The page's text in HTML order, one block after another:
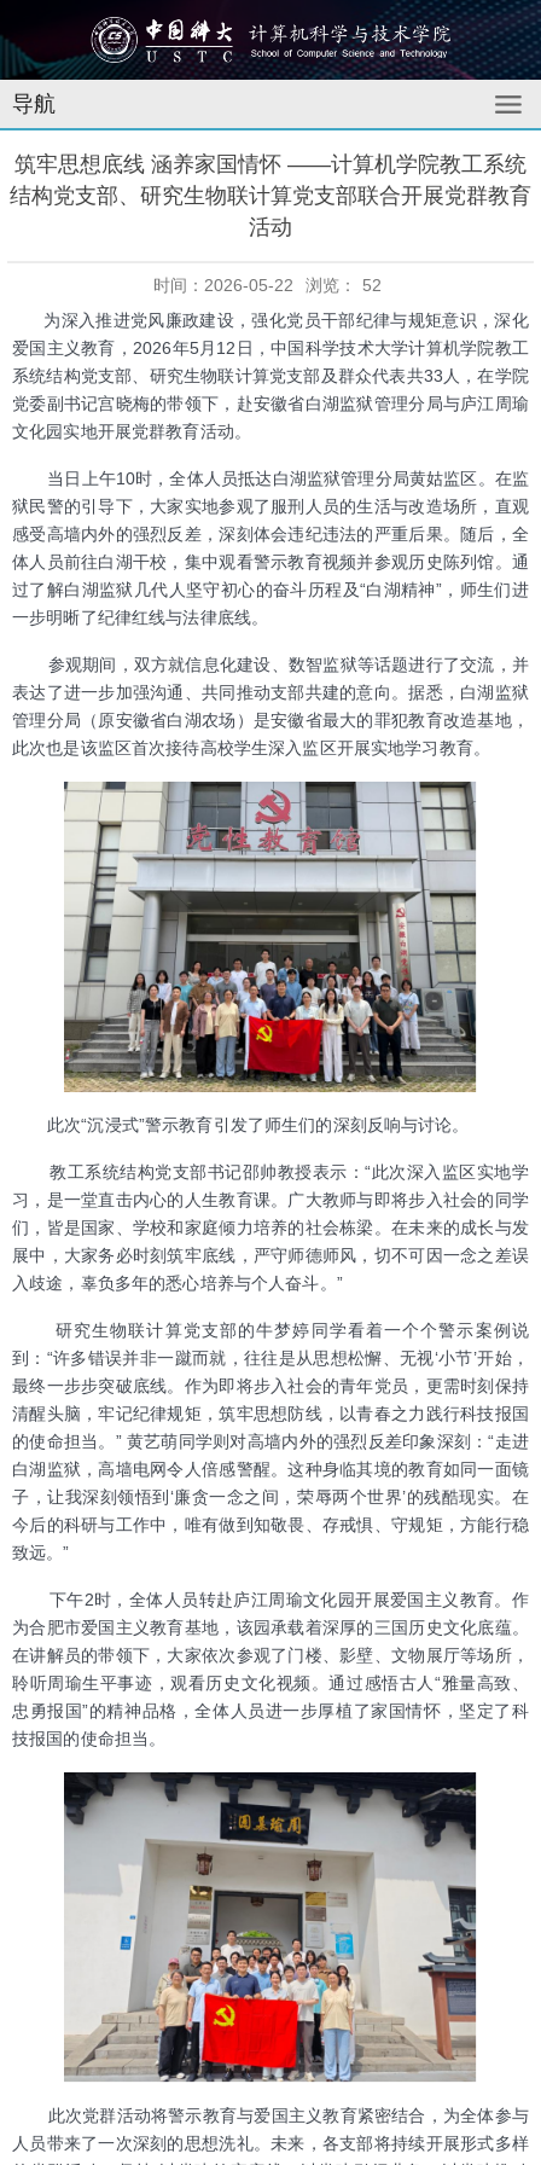
导航
筑牢思想底线 涵养家国情怀 ——计算机学院教工系统
结构党支部、研究生物联计算党支部联合开展党群教育
活动
时间：2026-05-22 浏览：
52
为深入推进党风廉政建设，强化党员干部纪律与规矩意识，深化
爱国主义教育，2026年5月12日，中国科学技术大学计算机学院教工
系统结构党支部、研究生物联计算党支部及群众代表共33人，在学院
党委副书记宫晓梅的带领下，赴安徽省白湖监狱管理分局与庐江周瑜
文化园实地开展党群教育活动。
当日上午10时，全体人员抵达白湖监狱管理分局黄姑监区。在监
狱民警的引导下，大家实地参观了服刑人员的生活与改造场所，直观
感受高墙内外的强烈反差，深刻体会违纪违法的严重后果。随后，全
体人员前往白湖干校，集中观看警示教育视频并参观历史陈列馆。通
过了解白湖监狱几代人坚守初心的奋斗历程及“白湖精神”，师生们进
一步明晰了纪律红线与法律底线。
参观期间，双方就信息化建设、数智监狱等话题进行了交流，并
表达了进一步加强沟通、共同推动支部共建的意向。据悉，白湖监狱
管理分局（原安徽省白湖农场）是安徽省最大的罪犯教育改造基地，
此次也是该监区首次接待高校学生深入监区开展实地学习教育。
此次“沉浸式”警示教育引发了师生们的深刻反响与讨论。
教工系统结构党支部书记邵帅教授表示：“此次深入监区实地学
习，是一堂直击内心的人生教育课。广大教师与即将步入社会的同学
们，皆是国家、学校和家庭倾力培养的社会栋梁。在未来的成长与发
展中，大家务必时刻筑牢底线，严守师德师风，切不可因一念之差误
入歧途，辜负多年的悉心培养与个人奋斗。”
研究生物联计算党支部的牛梦婷同学看着一个个警示案例说
到：“许多错误并非一蹴而就，往往是从思想松懈、无视‘小节’开始，
最终一步步突破底线。作为即将步入社会的青年党员，更需时刻保持
清醒头脑，牢记纪律规矩，筑牢思想防线，以青春之力践行科技报国
的使命担当。” 黄艺萌同学则对高墙内外的强烈反差印象深刻：“走进
白湖监狱，高墙电网令人倍感警醒。这种身临其境的教育如同一面镜
子，让我深刻领悟到‘廉贪一念之间，荣辱两个世界’的残酷现实。在
今后的科研与工作中，唯有做到知敬畏、存戒惧、守规矩，方能行稳
致远。”
下午2时，全体人员转赴庐江周瑜文化园开展爱国主义教育。作
为合肥市爱国主义教育基地，该园承载着深厚的三国历史文化底蕴。
在讲解员的带领下，大家依次参观了门楼、影壁、文物展厅等场所，
聆听周瑜生平事迹，观看历史文化视频。通过感悟古人“雅量高致、
忠勇报国”的精神品格，全体人员进一步厚植了家国情怀，坚定了科
技报国的使命担当。
此次党群活动将警示教育与爱国主义教育紧密结合，为全体参与
人员带来了一次深刻的思想洗礼。未来，各支部将持续开展形式多样